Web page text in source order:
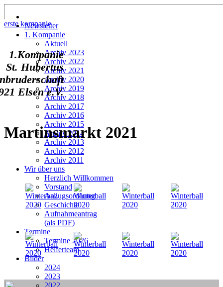
Newsletter
1. Kompanie
Aktuell
Archiv 2023
Archiv 2022
Archiv 2021
Archiv 2020
Archiv 2019
Archiv 2018
Archiv 2017
Archiv 2016
Archiv 2015
Archiv 2014
Archiv 2013
Archiv 2012
Archiv 2011
Wir über uns
Herzlich Willkommen
Vorstand
Anzugsordnung
Geschichte
Aufnahmeantrag
(als PDF)
Termine
Termine 2026
Helferteam
Bilder
2024
2023
2022
erste kompanie
1.Kompanie
St. Hubertus
Elsen e.V.
Martinsmarkt 2021